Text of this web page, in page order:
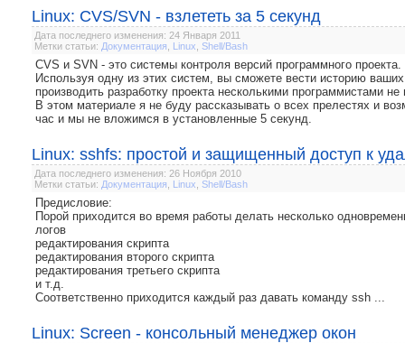
Linux: CVS/SVN - взлететь за 5 секунд
Дата последнего изменения: 24 Января 2011
Метки статьи: Документация Linux Shell/Bash
CVS и SVN - это системы контроля версий программного проекта.
Используя одну из этих систем, вы сможете вести историю
производить разработку проекта несколькими программистами
В этом материале я не буду рассказывать о всех прелестях и
час и мы не вложимся в установленные 5 секунд.
Linux: sshfs: простой и защищенный доступ к
Дата последнего изменения: 26 Ноября 2010
Метки статьи: Документация Linux Shell/Bash
Предисловие:
Порой приходится во время работы делать несколько
логов
редактирования скрипта
редактирования второго скрипта
редактирования третьего скрипта
и т.д.
Соответственно приходится каждый раз давать команду ssh ...
Linux: Screen - консольный менеджер окон